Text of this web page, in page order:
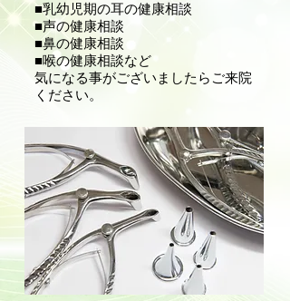
■乳幼児期の耳の健康相談
■声の健康相談
■鼻の健康相談
■喉の健康相談など
気になる事がございましたらご来院
ください。